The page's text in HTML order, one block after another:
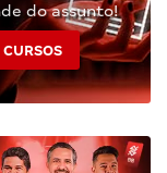
do assunto!